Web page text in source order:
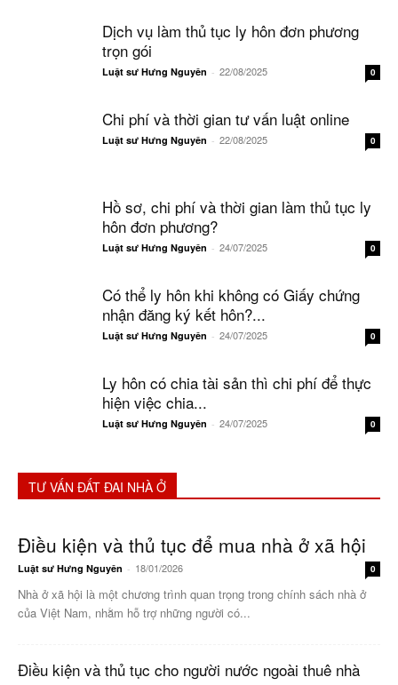
Dịch vụ làm thủ tục ly hôn đơn phương
trọn gói
Luật sư Hưng Nguyên - 22/08/2025 0
Chi phí và thời gian tư vấn luật online
Luật sư Hưng Nguyên - 22/08/2025 0
Hồ sơ, chi phí và thời gian làm thủ tục ly
hôn đơn phương?
Luật sư Hưng Nguyên - 24/07/2025 0
Có thể ly hôn khi không có Giấy chứng
nhận đăng ký kết hôn?...
Luật sư Hưng Nguyên - 24/07/2025 0
Ly hôn có chia tài sản thì chi phí để thực
hiện việc chia...
Luật sư Hưng Nguyên - 24/07/2025 0
TƯ VẤN ĐẤT ĐAI NHÀ Ở
Điều kiện và thủ tục để mua nhà ở xã hội
Luật sư Hưng Nguyên - 18/01/2026 0
Nhà ở xã hội là một chương trình quan trọng trong chính sách nhà ở
của Việt Nam, nhằm hỗ trợ những người có...
Điều kiện và thủ tục cho người nước ngoài thuê nhà